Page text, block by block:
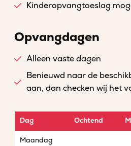
Kinderopvangtoeslag
Opvangdagen
Alleen vaste dagen
Benieuwd naar de
aan, dan checken wij het
Dag Ochtend
Maandag